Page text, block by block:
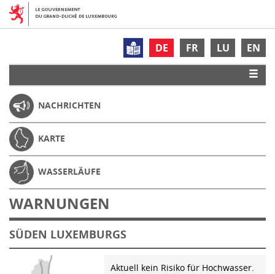
DE FR LU EN
NACHRICHTEN
KARTE
WASSERLÄUFE
WARNUNGEN
SÜDEN LUXEMBURGS
Aktuell kein Risiko für Hochwasser.